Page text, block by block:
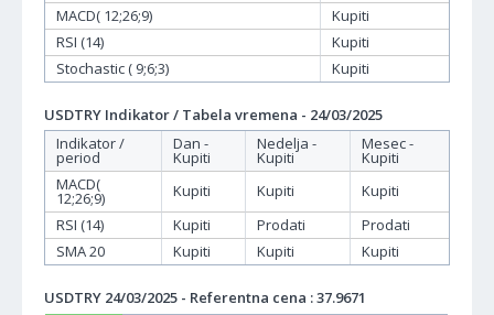
MACD( 12;26;9)
Kupiti
RSI (14)
Kupiti
Stochastic ( 9;6;3)
Kupiti
USDTRY Indikator / Tabela vremena - 24/03/2025
Indikator /
period
Dan -
Kupiti
Nedelja -
Kupiti
Mesec -
Kupiti
MACD(
12;26;9) Kupiti Kupiti
Kupiti
RSI (14)
Kupiti Prodati
Prodati
SMA 20
Kupiti Kupiti Kupiti
USDTRY 24/03/2025 - Referentna cena : 37.9671